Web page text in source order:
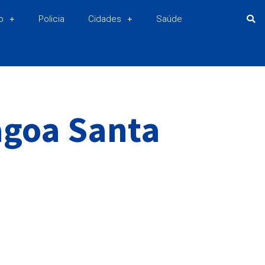
Policia Cidades Saúde
Santa